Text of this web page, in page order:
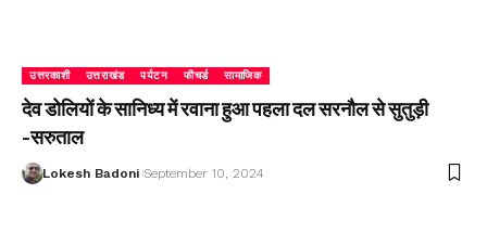
उत्तरकाशी उत्तराखंड पर्यटन फीचर्ड सामाजिक
देव डोलियों के सानिध्य में रवाना हुआ पहला दल सरनौल से सुतुड़ी
-सरुताल
Lokesh Badoni September 10, 2024